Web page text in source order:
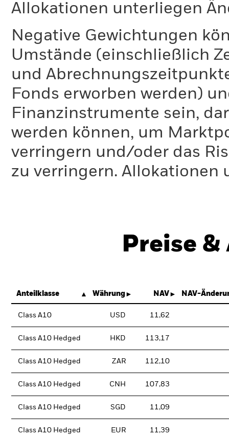
Allokationen unterliegen
Negative Gewichtungen
Umstände (einschließlich
und
Fonds erworben werden)
Finanzinstrumente sein,
werden können, um
verringern und/oder das
zu verringern. Allokationen
Preise
Anteilklasse Währung NAV NAV-
Class A10 USD 11,62
Class A10 Hedged HKD 113,17
Class A10 Hedged ZAR 112,10
Class A10 Hedged CNH 107,83
Class A10 Hedged SGD 11,09
Class A10 Hedged EUR 11,39